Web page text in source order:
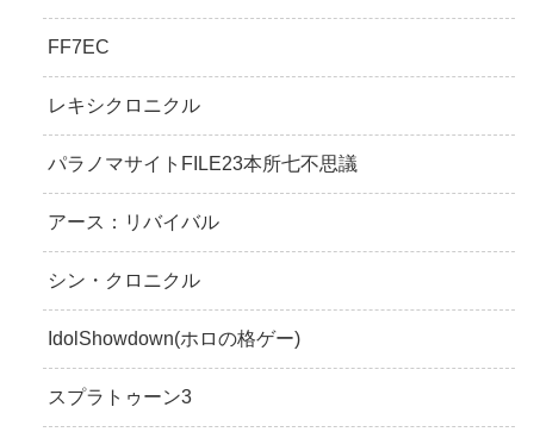
FF7EC
レキシクロニクル
パラノマサイトFILE23本所七不思議
アース：リバイバル
シン・クロニクル
IdolShowdown(ホロの格ゲー)
スプラトゥーン3